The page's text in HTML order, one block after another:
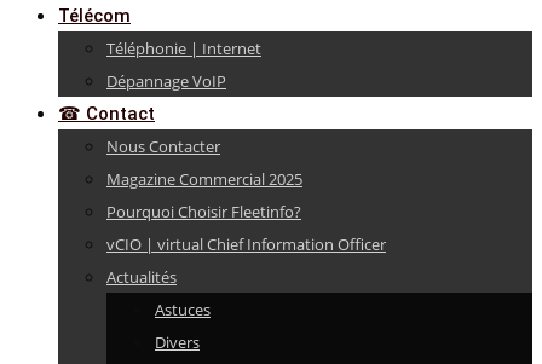
Télécom
Téléphonie | Internet
Dépannage VoIP
☎ Contact
Nous Contacter
Magazine Commercial 2025
Pourquoi Choisir Fleetinfo?
vCIO | virtual Chief Information Officer
Actualités
Astuces
Divers